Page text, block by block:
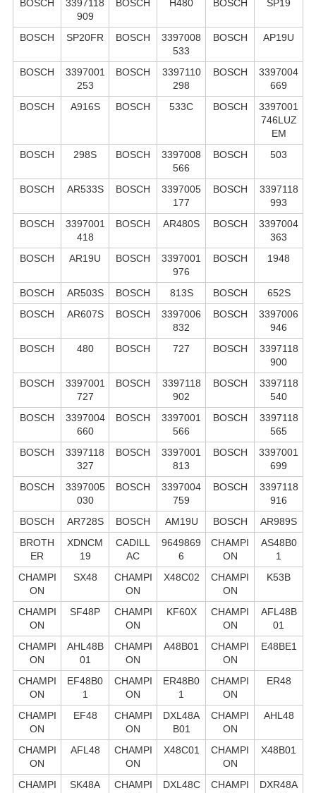
BOSCH
3397118
909
BOSCH H480 BOSCH SP19
BOSCH SP20FR BOSCH
3397008
533
BOSCH AP19U
BOSCH
3397001
253
BOSCH
3397110
298
BOSCH
3397004
669
BOSCH
A916S BOSCH 533C BOSCH
3397001
746LUZ
EM
BOSCH
298S BOSCH
3397008
566
BOSCH 503
BOSCH AR533S BOSCH
3397005
177
BOSCH
3397118
993
BOSCH
3397001
418
BOSCH AR480S BOSCH
3397004
363
BOSCH
AR19U BOSCH
3397001
976
BOSCH 1948
BOSCH AR503S BOSCH 813S BOSCH
652S
BOSCH
AR607S BOSCH
3397006
832
BOSCH
3397006
946
BOSCH
480 BOSCH 727 BOSCH
3397118
900
BOSCH
3397001
727
BOSCH
3397118
902
BOSCH
3397118
540
BOSCH
3397004
660
BOSCH
3397001
566
BOSCH
3397118
565
BOSCH
3397118
327
BOSCH
3397001
813
BOSCH
3397001
699
BOSCH
3397005
030
BOSCH
3397004
759
BOSCH
3397118
916
BOSCH
AR728S BOSCH AM19U BOSCH
AR989S
BROTH
ER
XDNCM
19
CADILL
AC
9649869
6
CHAMPI
ON
AS48B0
1
CHAMPI
ON
SX48
CHAMPI
ON
X48C02
CHAMPI
ON
K53B
CHAMPI
ON
SF48P
CHAMPI
ON
KF60X
CHAMPI
ON
AFL48B
01
CHAMPI
ON
AHL48B
01
CHAMPI
ON
A48B01
CHAMPI
ON
E48BE1
CHAMPI
ON
EF48B0
1
CHAMPI
ON
ER48B0
1
CHAMPI
ON
ER48
CHAMPI
ON
EF48
CHAMPI
ON
DXL48A
B01
CHAMPI
ON
AHL48
CHAMPI
ON
AFL48
CHAMPI
ON
X48C01
CHAMPI
ON
X48B01
CHAMPI
SK48A
CHAMPI
DXL48C
CHAMPI
DXR48A